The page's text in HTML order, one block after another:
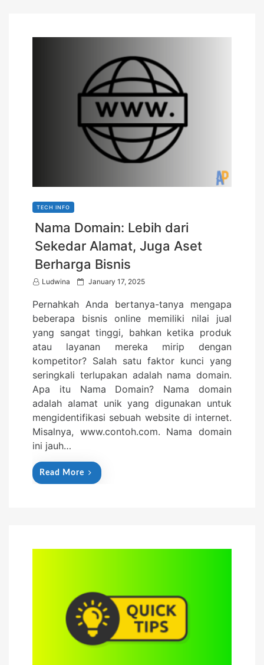
TECH INFO
Nama Domain: Lebih dari
Sekedar Alamat, Juga Aset
Berharga Bisnis
Ludwina
P
s
t
e
d
o
n
January 17, 2025
Pernahkah Anda bertanya-tanya mengapa
beberapa bisnis online memiliki nilai jual
yang sangat tinggi, bahkan ketika produk
atau layanan mereka mirip dengan
kompetitor? Salah satu faktor kunci yang
seringkali terlupakan adalah nama domain.
Apa itu Nama Domain? Nama domain
adalah alamat unik yang digunakan untuk
mengidentifikasi sebuah website di internet.
Misalnya, www.contoh.com. Nama domain
ini jauh…
Read More